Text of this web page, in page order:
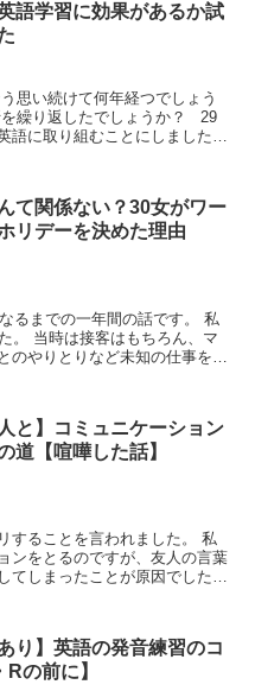
語学習に効果があるか試
思い続けて何年経つでしょう
繰り返したでしょうか？ 29
語に取り組むことにしました。
て関係ない？30女がワー
リデーを決めた理由
るまでの一年間の話です。 私
。 当時は接客はもちろん、マ
のやりとりなど未知の仕事をこ
人と】コミュニケーション
道【喧嘩した話】
することを言われました。 私
ンをとるのですが、友人の言葉
てしまったことが原因でした。
り】英語の発音練習のコ
の前に】